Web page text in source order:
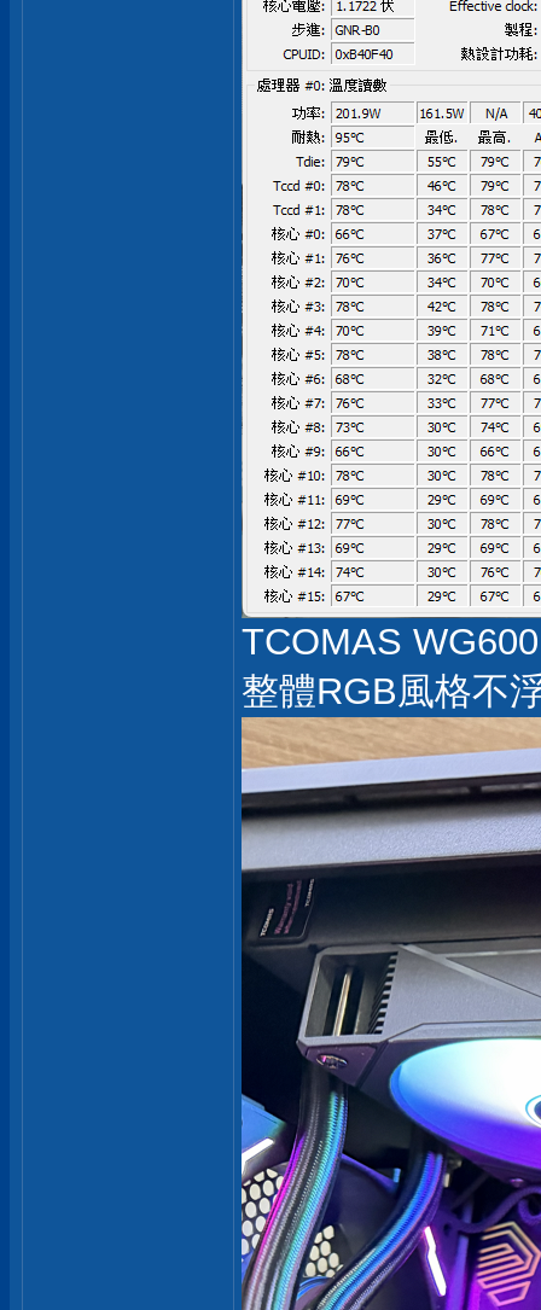
TCOMAS
整體RGB風格不